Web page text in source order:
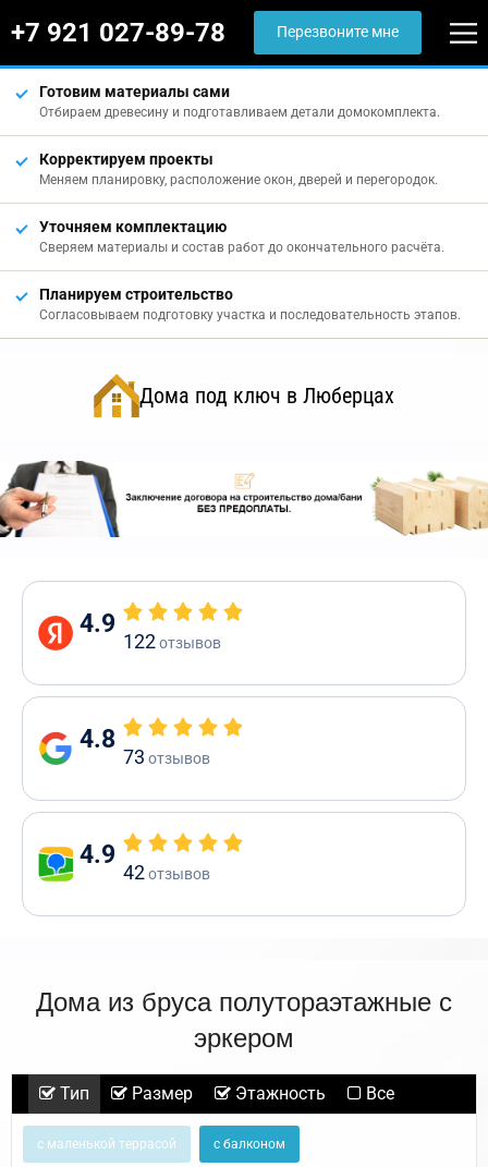
+7 921 027-89-78 Перезвоните мне
Готовим материалы сами
Отбираем древесину и подготавливаем детали домокомплекта.
Корректируем проекты
Меняем планировку, расположение окон, дверей и перегородок.
Уточняем комплектацию
Сверяем материалы и состав работ до окончательного расчёта.
Планируем строительство
Согласовываем подготовку участка и последовательность этапов.
Дома под ключ в Люберцах
4.9
122отзывов
4.8
73 отзывов
4.9
42отзывов
Дома из бруса полутораэтажные с
эркером
Тип Размер Этажность Все
с маленькой террасой с балконом